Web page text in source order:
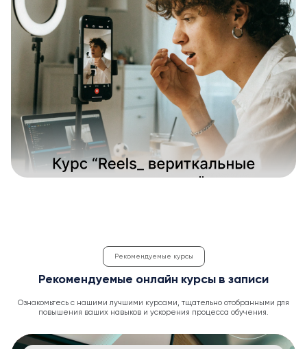
Рекомендуемые курсы
Рекомендуемые онлайн курсы в записи
Ознакомьтесь с нашими лучшими курсами, тщательно отобранными для
повышения ваших навыков и ускорения процесса обучения.